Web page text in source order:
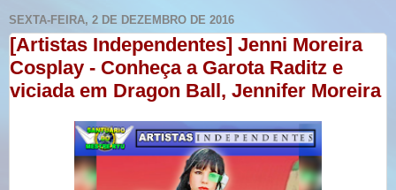
SEXTA-FEIRA, 2 DE DEZEMBRO DE 2016
[Artistas Independentes] Jenni Moreira
Cosplay - Conheça a Garota Raditz e
viciada em Dragon Ball, Jennifer Moreira